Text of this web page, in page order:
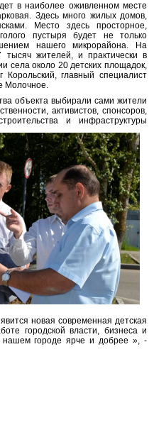
в наиболее оживленном месте
Здесь много жилых домов,
Место здесь просторное,
пустыря будет не только
нашего микрорайона. На
жителей, и практически в
села около 20 детских площадок,
главный специалист
Молочное.
объекта выбирали сами жители
активистов, спонсоров,
и инфраструктуры
новая современная детская
городской власти, бизнеса и
городе ярче и добрее », -